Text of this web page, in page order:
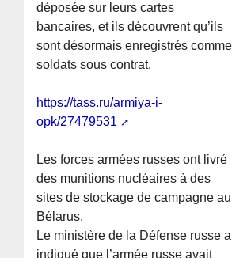
déposée sur leurs cartes
bancaires, et ils découvrent qu’ils
sont désormais enregistrés comme
soldats sous contrat.
https://tass.ru/armiya-i-
opk/27479531
Les forces armées russes ont livré
des munitions nucléaires à des
sites de stockage de campagne au
Bélarus.
Le ministère de la Défense russe a
indiqué que l’armée russe avait